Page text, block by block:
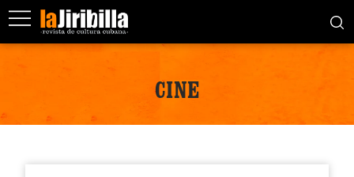
CINE